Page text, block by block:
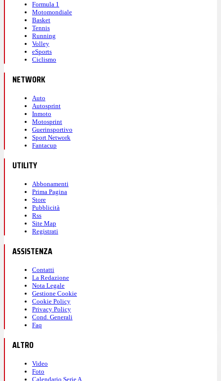
Formula 1
Motomondiale
Basket
Tennis
Running
Volley
eSports
Ciclismo
NETWORK
Auto
Autosprint
Inmoto
Motosprint
Guerinsportivo
Sport Network
Fantacup
UTILITY
Abbonamenti
Prima Pagina
Store
Pubblicità
Rss
Site Map
Registrati
ASSISTENZA
Contatti
La Redazione
Nota Legale
Gestione Cookie
Cookie Policy
Privacy Policy
Cond. Generali
Faq
ALTRO
Video
Foto
Calendario Serie A